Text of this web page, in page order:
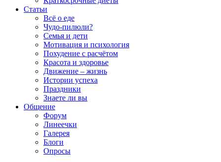
Статьи
Всё о еде
Чудо-пилюли?
Семья и дети
Мотивация и психология
Похудение с расчётом
Красота и здоровье
Движение – жизнь
Истории успеха
Праздники
Знаете ли вы
Общение
Форум
Линеечки
Галерея
Блоги
Опросы